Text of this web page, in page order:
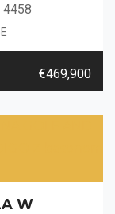
4458
€469,900
W